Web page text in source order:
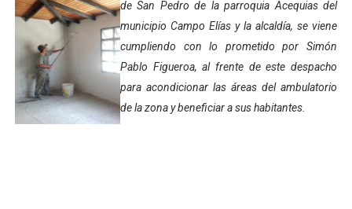
Instituto Nacional de Nutrición celebra Semana
Gobernación de Mérida fortalece el desarrollo
Corposalud inició talleres para aspirantes al curso de
Fortalecen formación académica de médicos en
de San Pedro de la parroquia Acequias del
municipio Campo Elías y la alcaldía, se viene
cumpliendo con lo prometido por Simón
Pablo Figueroa, al frente de este despacho
para acondicionar las áreas del ambulatorio
de la zona y beneficiar a sus habitantes.